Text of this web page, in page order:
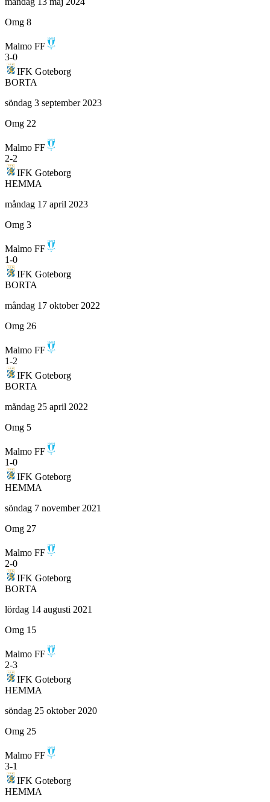
Omg 8
Malmo FF
3-0
IFK Goteborg
BORTA
söndag 3 september 2023
Omg 22
Malmo FF
2-2
IFK Goteborg
HEMMA
måndag 17 april 2023
Omg 3
Malmo FF
1-0
IFK Goteborg
BORTA
måndag 17 oktober 2022
Omg 26
Malmo FF
1-2
IFK Goteborg
BORTA
måndag 25 april 2022
Omg 5
Malmo FF
1-0
IFK Goteborg
HEMMA
söndag 7 november 2021
Omg 27
Malmo FF
2-0
IFK Goteborg
BORTA
lördag 14 augusti 2021
Omg 15
Malmo FF
2-3
IFK Goteborg
HEMMA
söndag 25 oktober 2020
Omg 25
Malmo FF
3-1
IFK Goteborg
HEMMA